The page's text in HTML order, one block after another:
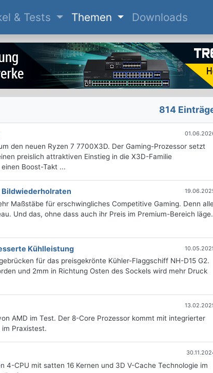
& Tests Themen Downloads
814
den neuen Ryzen 7 7700X3D. Der Gaming-Prozessor setzt
preislich attraktiven Einstieg in die X3D-Familie
Boost-Takt ...
Maßstäbe für erschwingliches Competitive Gaming. Denn
Und das, ohne dass auch ihr Preis im Premium-Bereich läge.
Kühlleistung
für das preisgekrönte Kühler-Flaggschiff NH-D15 G2.
und 2mm in Richtung Osten des Sockels wird mehr Druck
AMD im Test. Der 8-Core Prozessor kommt mit integrierter
Praxistest.
CPU mit satten 16 Kernen und 3D V-Cache Technologie im